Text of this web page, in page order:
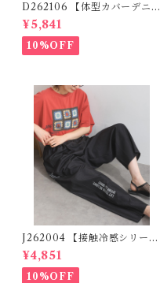
D262106 【体型カバーデニム
シリーズ】 デニム切替ワイド
パンツ / Denim Panel Wide
Pants
¥5,841
10%OFF
J262004 【接触冷感シリー
ズ】 ツイルワーク風ロゴパン
ツ / Cool Touch Twill Work
Logo Pants (残りわずか)
¥4,851
10%OFF